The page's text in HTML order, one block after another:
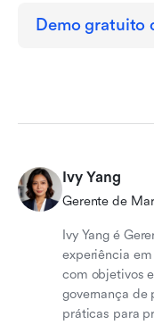
Demo gratuito
Ivy Yang
Gerente de
Ivy Yang é
experiência
com objetivos
governança de
práticas para